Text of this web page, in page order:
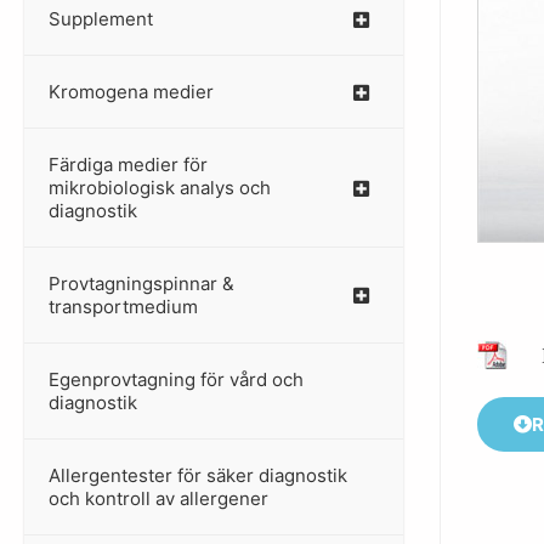
Supplement
–
Kromogena medier
–
Färdiga medier för
mikrobiologisk analys och
diagnostik
Provtagningspinnar &
transportmedium
–
Egenprovtagning för vård och
diagnostik
–
Allergentester för säker diagnostik
och kontroll av allergener
–